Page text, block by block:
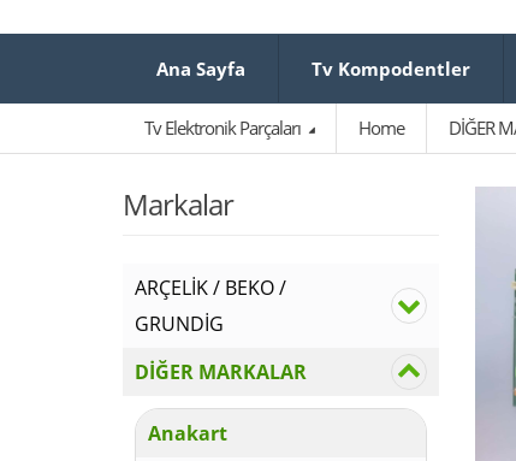
Ana Sayfa Tv Kompodentler
Tv Elektronik Parçaları Home DİĞER
Markalar
ARÇELİK / BEKO /
GRUNDİG
DİĞER MARKALAR
Anakart